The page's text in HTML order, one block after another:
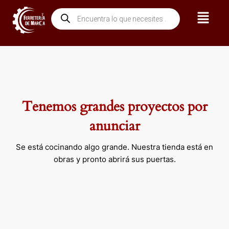
contenido
Búsqueda
de
productos
Menú
Tenemos grandes proyectos por
anunciar
Se está cocinando algo grande. Nuestra tienda está en
obras y pronto abrirá sus puertas.